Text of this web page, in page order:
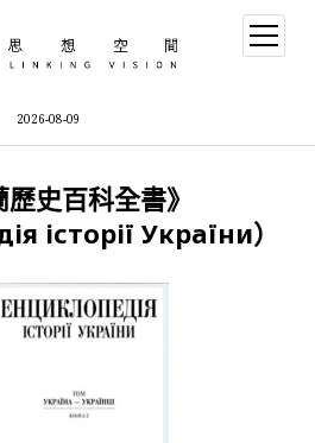
2026-08-09
open
menu
歷史百科全書》
історії України）